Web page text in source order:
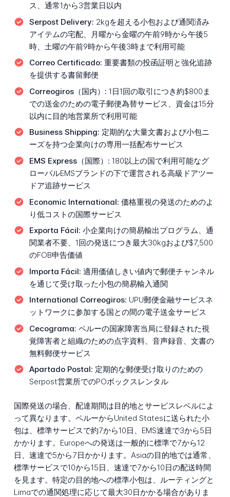
ス、通常1から3営業日以内
Serpost Delivery: 2kgを超える小包および通関済み
アイテムの宅配、月曜から金曜の午前9時から午後5
時、土曜の午前9時から午後3時まで利用可能
Correo Certificado: 重要書類の投函証明と強化追跡
を提供する書留郵便
Correogiros（国内）: 1日1回の取引につき約$800ま
での送金のための電子郵便為替サービス、資金は15分
以内に目的地営業所で利用可能
Business Shipping: 定期的な大量文書および小包ニ
ーズを持つ企業向けの専用一括配布サービス
EMS Express（国際）: 180以上の国で利用可能なグ
ローバルEMSブランドの下で運営される高級ドアツー
ドア追跡サービス
Economic International: 価格重視の発送のためのよ
り低コストの国際サービス
Exporta Fácil: 小企業向けの簡易輸出プログラム、通
関業者不要、1回の発送につき最大30kgおよび$7,500
のFOB申告価値
Importa Fácil: 適用価値しきい値内で郵便チャンネル
を通じて受け取った小包の簡易輸入通関
International Correogiros: UPU郵便金融サービスネ
ットワークに参加する国との間の電子送金サービス
Cecograma: ペルーの国家障害当局に登録された視
覚障害者と組織のための点字資料、音声録音、文書の
無料郵便サービス
Apartado Postal: 定期的な郵便受け取りのための
Serpost営業所でのPOボックスレンタル
国際発送の場合、配達期間は目的地とサービスレベルによ
って異なります。ペルーからUnited Statesに送られた小
包は、標準サービスで約7から10日、EMS速達で3から5日
かかります。Europeへの発送は一般的に標準で7から12
日、速達で5から7日かかります。Asiaの目的地では通常、
標準サービスで10から15日、速達で7から10日の配送時間
を見ます。特定の目的地への標準小包は、ルーティングと
Limaでの通関処理に応じて最大30日かかる場合がありま